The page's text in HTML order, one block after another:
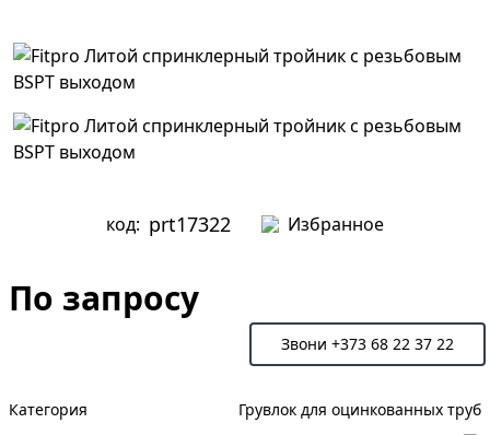
код: prt17322 Избранное
По запросу
Звони +373 68 22 37 22
Категория Грувлок для оцинкованных труб